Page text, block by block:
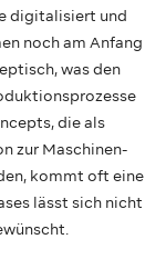
digitalisiert und
noch am Anfang
was den
die als
zur Maschinen-
kommt oft eine
lässt sich nicht